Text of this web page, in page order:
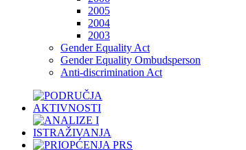
2005
2004
2003
Gender Equality Act
Gender Equality Ombudsperson
Anti-discrimination Act